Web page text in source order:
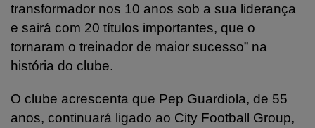
transformador nos 10 anos sob a sua liderança
e sairá com 20 títulos importantes, que o
tornaram o treinador de maior sucesso” na
história do clube.
O clube acrescenta que Pep Guardiola, de 55
anos, continuará ligado ao City Football Group,